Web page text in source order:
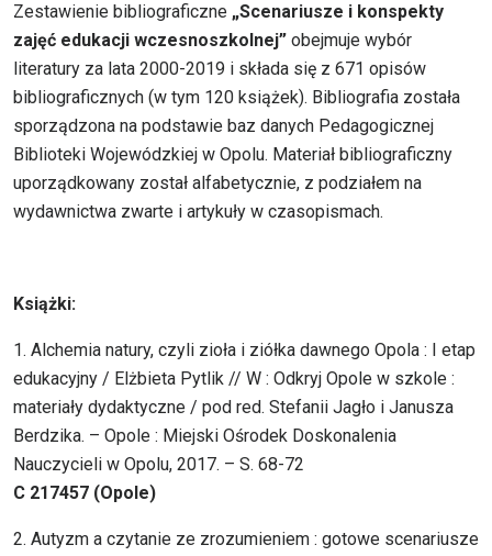
Zestawienie bibliograficzne „Scenariusze i konspekty
zajęć edukacji wczesnoszkolnej” obejmuje wybór
literatury za lata 2000-2019 i składa się z 671 opisów
bibliograficznych (w tym 120 książek). Bibliografia została
sporządzona na podstawie baz danych Pedagogicznej
Biblioteki Wojewódzkiej w Opolu. Materiał bibliograficzny
uporządkowany został alfabetycznie, z podziałem na
wydawnictwa zwarte i artykuły w czasopismach.
Książki:
1. Alchemia natury, czyli zioła i ziółka dawnego Opola : I etap
edukacyjny / Elżbieta Pytlik // W : Odkryj Opole w szkole :
materiały dydaktyczne / pod red. Stefanii Jagło i Janusza
Berdzika. – Opole : Miejski Ośrodek Doskonalenia
Nauczycieli w Opolu, 2017. – S. 68-72
C 217457 (Opole)
2. Autyzm a czytanie ze zrozumieniem : gotowe scenariusze